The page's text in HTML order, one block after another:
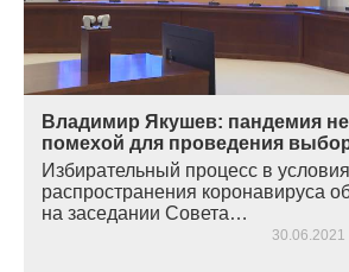
Владимир Якушев: пандемия
помехой для проведения
Избирательный процесс в
распространения коронавируса
на заседании Совета…